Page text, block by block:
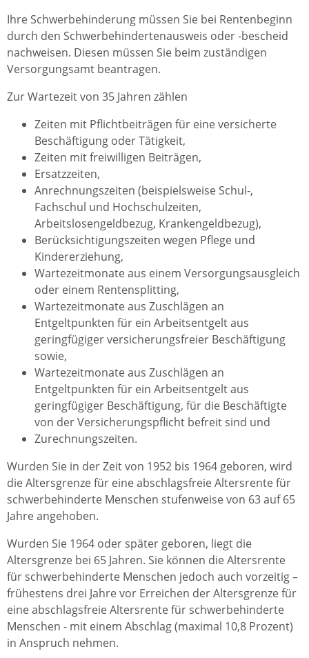
Ihre Schwerbehinderung müssen Sie bei Rentenbeginn
durch den Schwerbehindertenausweis oder -bescheid
nachweisen. Diesen müssen Sie beim zuständigen
Versorgungsamt beantragen.
Zur Wartezeit von 35 Jahren zählen
Zeiten mit Pflichtbeiträgen für eine versicherte
Beschäftigung oder Tätigkeit,
Zeiten mit freiwilligen Beiträgen,
Ersatzzeiten,
Anrechnungszeiten (beispielsweise Schul-,
Fachschul und Hochschulzeiten,
Arbeitslosengeldbezug, Krankengeldbezug),
Berücksichtigungszeiten wegen Pflege und
Kindererziehung,
Wartezeitmonate aus einem Versorgungsausgleich
oder einem Rentensplitting,
Wartezeitmonate aus Zuschlägen an
Entgeltpunkten für ein Arbeitsentgelt aus
geringfügiger versicherungsfreier Beschäftigung
sowie,
Wartezeitmonate aus Zuschlägen an
Entgeltpunkten für ein Arbeitsentgelt aus
geringfügiger Beschäftigung, für die Beschäftigte
von der Versicherungspflicht befreit sind und
Zurechnungszeiten.
Wurden Sie in der Zeit von 1952 bis 1964 geboren, wird
die Altersgrenze für eine abschlagsfreie Altersrente für
schwerbehinderte Menschen stufenweise von 63 auf 65
Jahre angehoben.
Wurden Sie 1964 oder später geboren, liegt die
Altersgrenze bei 65 Jahren. Sie können die Altersrente
für schwerbehinderte Menschen jedoch auch vorzeitig –
frühestens drei Jahre vor Erreichen der Altersgrenze für
eine abschlagsfreie Altersrente für schwerbehinderte
Menschen - mit einem Abschlag (maximal 10,8 Prozent)
in Anspruch nehmen.